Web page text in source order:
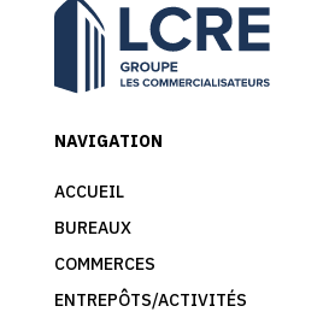
NAVIGATION
ACCUEIL
BUREAUX
COMMERCES
ENTREPÔTS/ACTIVITÉS